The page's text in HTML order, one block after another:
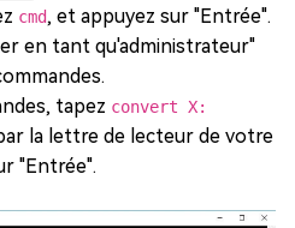
cmd, et appuyez sur "Entrée".
en tant qu'administrateur"
tapez convert X:
la lettre de lecteur de votre
"Entrée".